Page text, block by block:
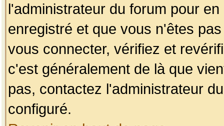
l'administrateur du forum pour
enregistré et que vous n'êtes
vous connecter, vérifiez et
c'est généralement de là que
pas, contactez l'administrateur
configuré.